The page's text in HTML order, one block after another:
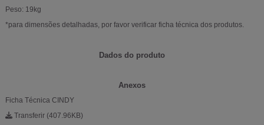
Peso: 19kg
*para dimensões detalhadas, por favor verificar ficha técnica dos produtos.
Dados do produto
Anexos
Ficha Técnica CINDY
Transferir (407.96KB)